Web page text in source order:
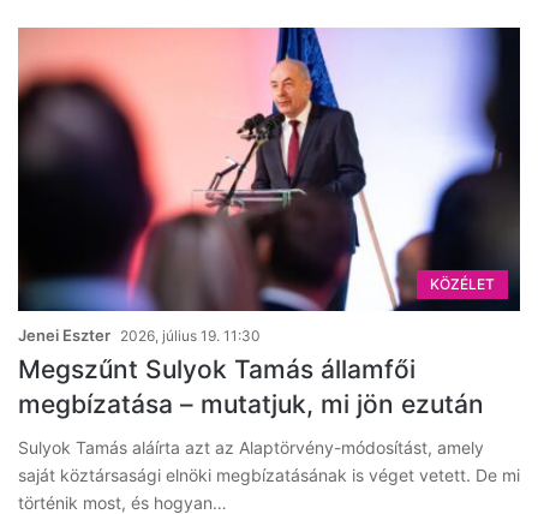
KÖZÉLET
Jenei Eszter 2026, július 19. 11:30
Megszűnt Sulyok Tamás államfői
megbízatása – mutatjuk, mi jön ezután
Sulyok Tamás aláírta azt az Alaptörvény-módosítást, amely
saját köztársasági elnöki megbízatásának is véget vetett. De mi
történik most, és hogyan…